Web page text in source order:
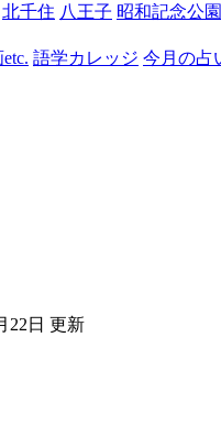
錦
糸
北千住 八王子 昭和記念公園
語学カレッジ 今月の占
22日 更新